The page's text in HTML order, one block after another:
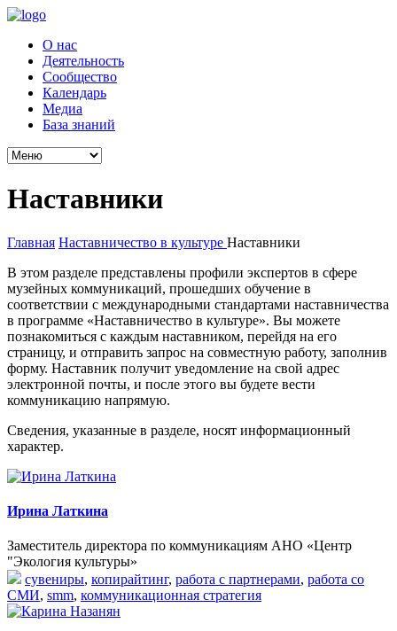
О нас
Деятельность
Сообщество
Календарь
Медиа
База знаний
Наставники
Главная Наставничество в культуре Наставники
В этом разделе представлены профили экспертов в сфере
музейных коммуникаций, прошедших обучение в
соответствии с международными стандартами наставничества
в программе «Наставничество в культуре». Вы можете
познакомиться с каждым наставником, перейдя на его
страницу, и отправить запрос на совместную работу, заполнив
форму. Наставник получит уведомление на свой адрес
электронной почты, и после этого вы будете вести
коммуникацию напрямую.
Сведения, указанные в разделе, носят информационный
характер.
Ирина Латкина
Заместитель директора по коммуникациям АНО «Центр
"Экология культуры»
сувениры, копирайтинг, работа с партнерами, работа со
СМИ, smm, коммуникационная стратегия